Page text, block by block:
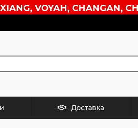
VOYAH, CHANGAN,
Доставка